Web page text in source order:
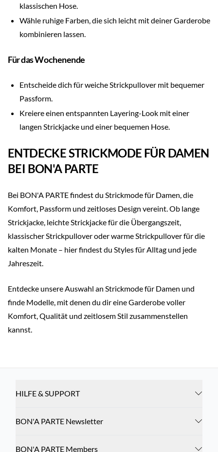
klassischen Hose.
Wähle ruhige Farben, die sich leicht mit deiner Garderobe
kombinieren lassen.
Für das Wochenende
Entscheide dich für weiche Strickpullover mit bequemer
Passform.
Kreiere einen entspannten Layering-Look mit einer
langen Strickjacke und einer bequemen Hose.
ENTDECKE STRICKMODE FÜR DAMEN
BEI BON'A PARTE
Bei BON'A PARTE findest du Strickmode für Damen, die
Komfort, Passform und zeitloses Design vereint. Ob lange
Strickjacke, leichte Strickjacke für die Übergangszeit,
klassischer Strickpullover oder warme Strickpullover für die
kalten Monate – hier findest du Styles für Alltag und jede
Jahreszeit.
Entdecke unsere Auswahl an Strickmode für Damen und
finde Modelle, mit denen du dir eine Garderobe voller
Komfort, Qualität und zeitlosem Stil zusammenstellen
kannst.
HILFE & SUPPORT
BON'A PARTE Newsletter
BON'A PARTE Members